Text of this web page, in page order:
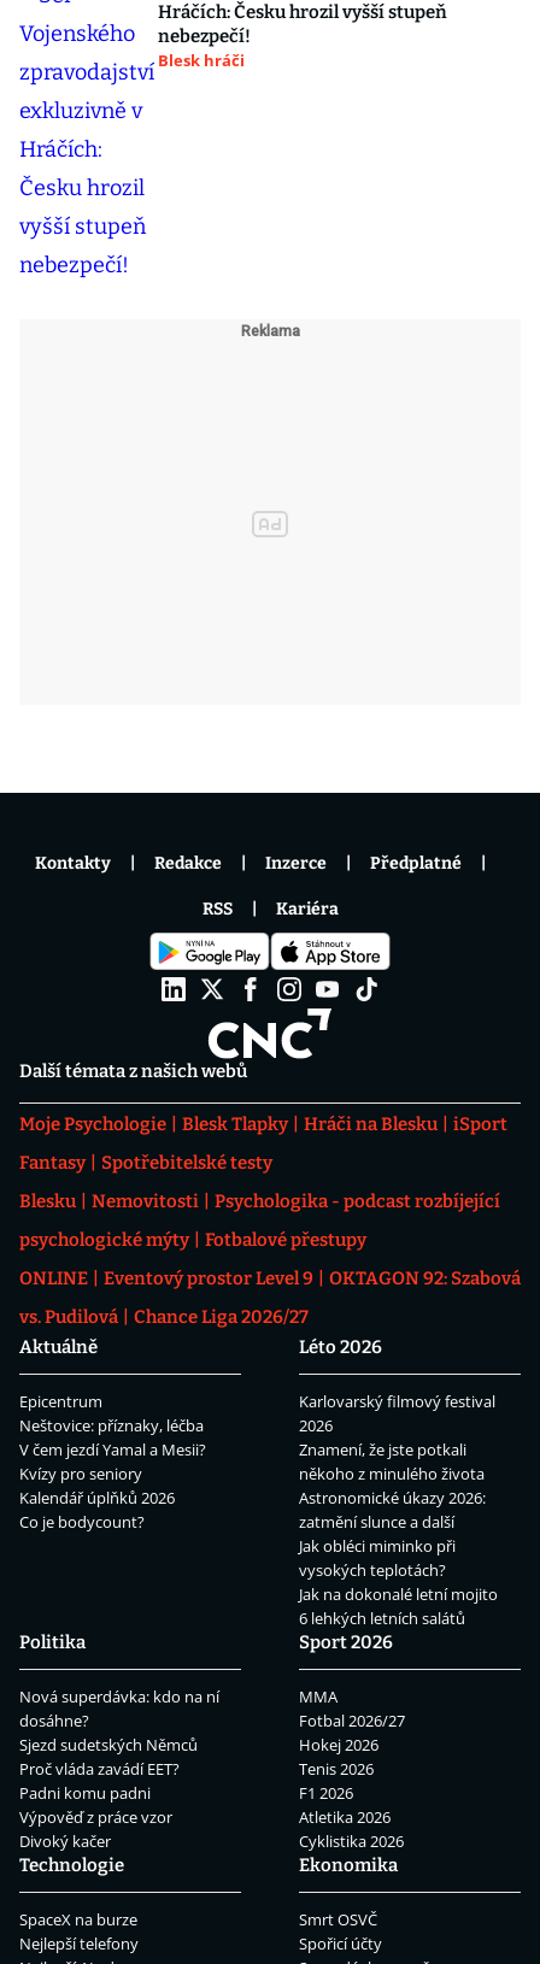
Hráčích: Česku hrozil vyšší stupeň
nebezpečí!
Blesk hráči
Další témata z našich webů
Moje Psychologie Blesk Tlapky Hráči na Blesku
iSport
Fantasy
Spotřebitelské testy
Blesku
Nemovitosti
Psychologika - podcast rozbíjející
psychologické mýty
Fotbalové přestupy
ONLINE
Eventový prostor Level 9
OKTAGON 92: Szabová
vs. Pudilová
Chance Liga 2026/27
Aktuálně
Epicentrum
Neštovice: příznaky, léčba
V čem jezdí Yamal a Mesii?
Kvízy pro seniory
Kalendář úplňků 2026
Co je bodycount?
Léto 2026
Karlovarský filmový festival
2026
Znamení, že jste potkali
někoho z minulého života
Astronomické úkazy 2026:
zatmění slunce a další
Jak obléci miminko při
vysokých teplotách?
Jak na dokonalé letní mojito
6 lehkých letních salátů
Politika
Nová superdávka: kdo na ní
dosáhne?
Sjezd sudetských Němců
Proč vláda zavádí EET?
Padni komu padni
Výpověď z práce vzor
Divoký kačer
Sport 2026
MMA
Fotbal 2026/27
Hokej 2026
Tenis 2026
F1 2026
Atletika 2026
Cyklistika 2026
Technologie
SpaceX na burze
Nejlepší telefony
Ekonomika
Smrt OSVČ
Spořicí účty
Kontakty Redakce Inzerce Předplatné
RSS Kariéra